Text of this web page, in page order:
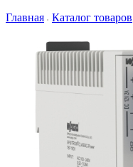
Главная
Каталог товаров